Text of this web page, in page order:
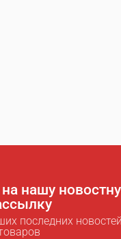
нашу
последних